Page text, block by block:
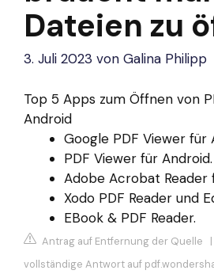
Dateien zu
3. Juli 2023 von Galina Philipp
Top 5 Apps zum Öffnen von
Android
Google PDF Viewer für
PDF Viewer für Android.
Adobe Acrobat Reader
Xodo PDF Reader und
EBook & PDF Reader.
Antrag auf Entfernung der Quelle |
vollständige Antwort auf